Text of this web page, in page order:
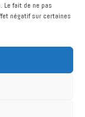
Le fait de ne pas
négatif sur certaines